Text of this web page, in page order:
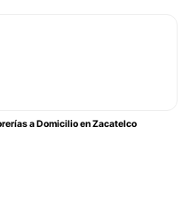
a Domicilio en Zacatelco